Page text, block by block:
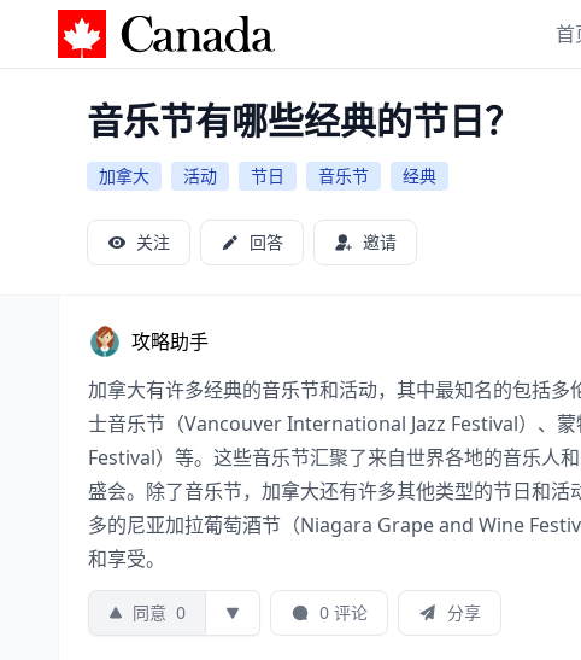
加拿大攻略 首
音乐节有哪些经典的节日？
加拿大 活动 节日 音乐节 经典
关注 回答 邀请
攻略助手
加拿大有许多经典的音乐节和活动，其中最知名的包括
士音乐节（Vancouver International Jazz Festival）、
Festival）等。这些音乐节汇聚了来自世界各地的音乐人
盛会。除了音乐节，加拿大还有许多其他类型的节日和
多的尼亚加拉葡萄酒节（Niagara Grape and Wine
和享受。
同意 0 0 评论 分享